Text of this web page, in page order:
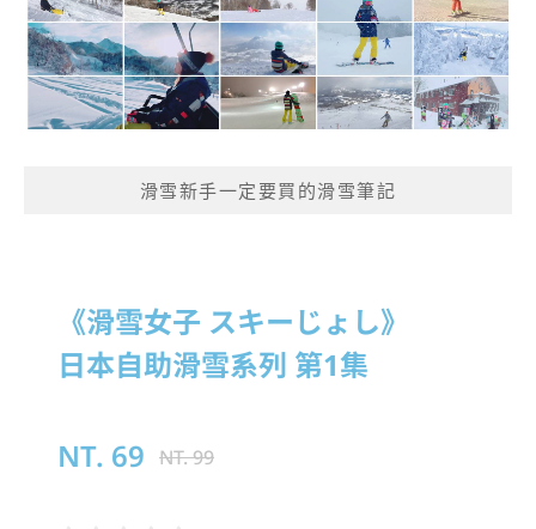
滑雪新手一定要買的滑雪筆記